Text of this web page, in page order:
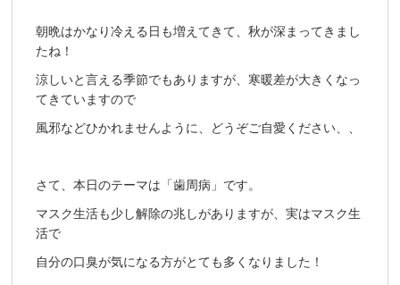
朝晩はかなり冷える日も増えてきて、秋が深まってきまし
たね！
涼しいと言える季節でもありますが、寒暖差が大きくなっ
てきていますので
風邪などひかれませんように、どうぞご自愛ください、、
さて、本日のテーマは「歯周病」です。
マスク生活も少し解除の兆しがありますが、実はマスク生
活で
自分の口臭が気になる方がとても多くなりました！